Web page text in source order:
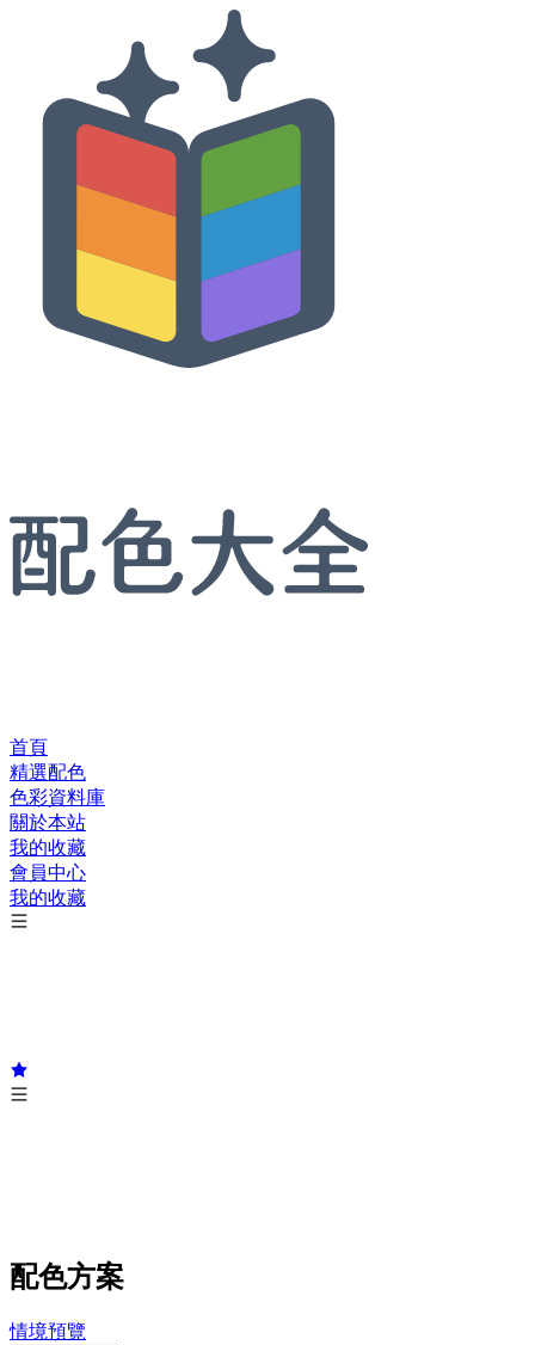
首頁
精選配色
色彩資料庫
關於本站
我的收藏
會員中心
我的收藏
配色方案
情境預覽